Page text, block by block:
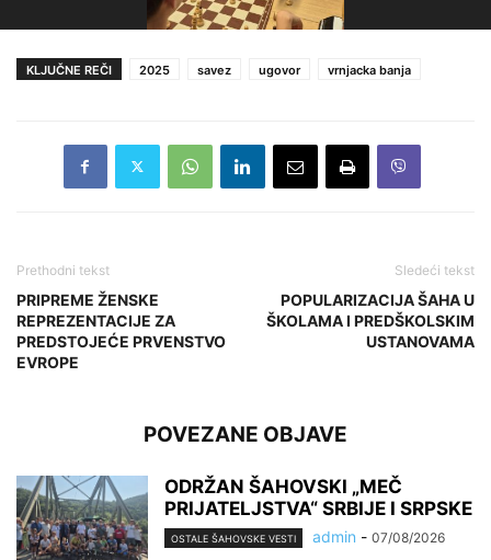
KLJUČNE REČI 2025 savez ugovor vrnjacka banja
Prethodni tekst
PRIPREME ŽENSKE
REPREZENTACIJE ZA
PREDSTOJEĆE PRVENSTVO
EVROPE
Sledeći tekst
POPULARIZACIJA ŠAHA U
ŠKOLAMA I PREDŠKOLSKIM
USTANOVAMA
POVEZANE OBJAVE
ODRŽAN ŠAHOVSKI „MEČ
PRIJATELJSTVA“ SRBIJE I SRPSKE
OSTALE ŠAHOVSKE VESTI admin - 07/08/2026